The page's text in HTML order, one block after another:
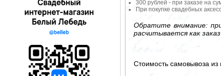
300 рублей - при заказе на
При покупке свадебных
Обратите внимание:
расчитывается как
Стоимость самовывоза из